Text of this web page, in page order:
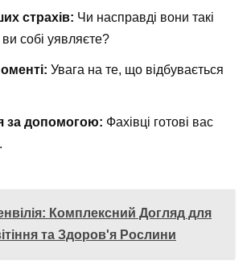
страхів: Чи насправді вони такі
собі уявляєте?
Увага на те, що відбувається
за допомогою: Фахівці готові вас
Комплексний Догляд для
та Здоров'я Рослини